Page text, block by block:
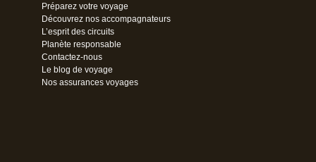
Préparez votre voyage
Découvrez nos accompagnateurs
L’esprit des circuits
Planète responsable
Contactez-nous
Le blog de voyage
Nos assurances voyages